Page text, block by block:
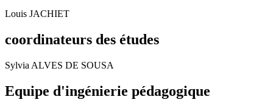
Louis JACHIET
coordinateurs des études
Sylvia ALVES DE SOUSA
Equipe d'ingénierie pédagogique